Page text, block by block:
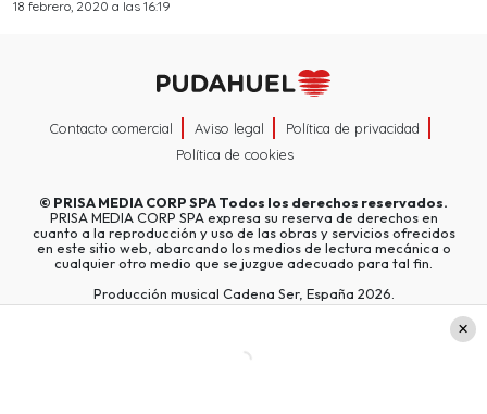
18 febrero, 2020 a las 16:19
Contacto comercial Aviso legal
Política de privacidad
Política de cookies
© PRISA MEDIA CORP SPATodos los derechos reservados.
PRISA MEDIA CORP SPA expresa su reserva de derechos en
cuanto a la reproducción y uso de las obras y servicios ofrecidos
en este sitio web, abarcando los medios de lectura mecánica o
cualquier otro medio que se juzgue adecuado para tal fin.
Producción musical Cadena Ser, España 2026.